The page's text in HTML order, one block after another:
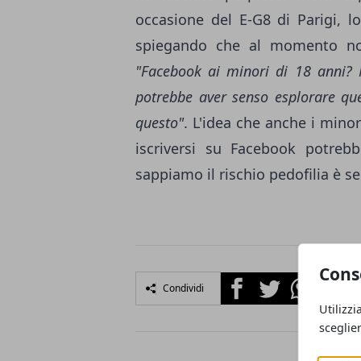
occasione del E-G8 di Parigi,
spiegando che al momento
"Facebook ai minori di 18
potrebbe aver senso esplorare
questo". L'idea che anche i
iscriversi su Facebook
sappiamo il rischio pedofilia è
Condividi FacebookTwitterWhatsapp